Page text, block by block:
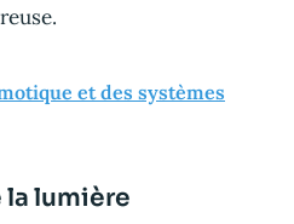
et des systèmes
la lumière